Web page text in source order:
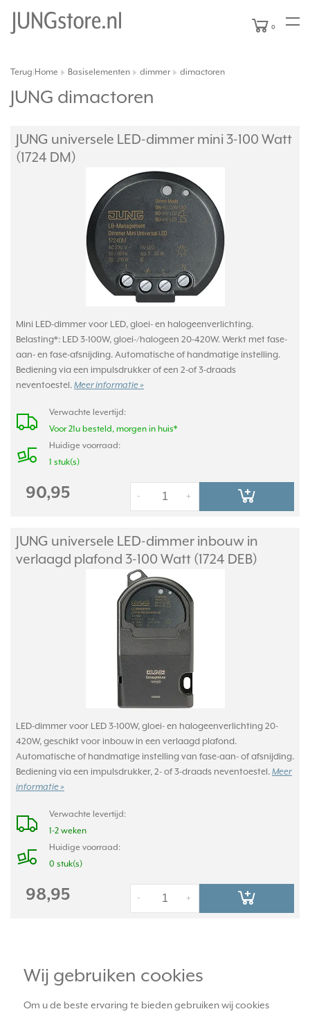
Wij gebruiken cookies
Om u de beste ervaring te bieden gebruiken wij cookies
0
Terug Home Basiselementen dimmer dimactoren
JUNG dimactoren
JUNG universele LED-dimmer mini 3-100 Watt
(1724 DM)
Mini LED-dimmer voor LED, gloei- en halogeenverlichting.
Belasting*: LED 3-100W, gloei-/halogeen 20-420W. Werkt met fase-
aan- en fase-afsnijding. Automatische of handmatige instelling.
Bediening via een impulsdrukker of een 2-of 3-draads
neventoestel. Meer informatie »
Verwachte levertijd:
Voor 21u besteld, morgen in huis*
Huidige voorraad:
1 stuk(s)
90,95 +
-
JUNG universele LED-dimmer inbouw in
verlaagd plafond 3-100 Watt (1724 DEB)
LED-dimmer voor LED 3-100W, gloei- en halogeenverlichting 20-
420W, geschikt voor inbouw in een verlaagd plafond.
Automatische of handmatige instelling van fase-aan- of afsnijding.
Bediening via een impulsdrukker, 2- of 3-draads neventoestel. Meer
informatie »
Verwachte levertijd:
1-2 weken
Huidige voorraad:
0 stuk(s)
98,95 +
-
365 dagen retourrecht